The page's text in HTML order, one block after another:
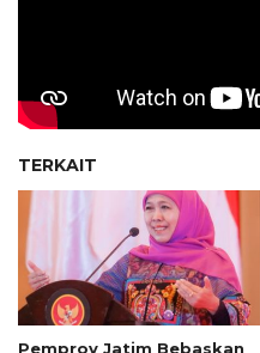
TERKAIT
Pemprov Jatim Bebaskan